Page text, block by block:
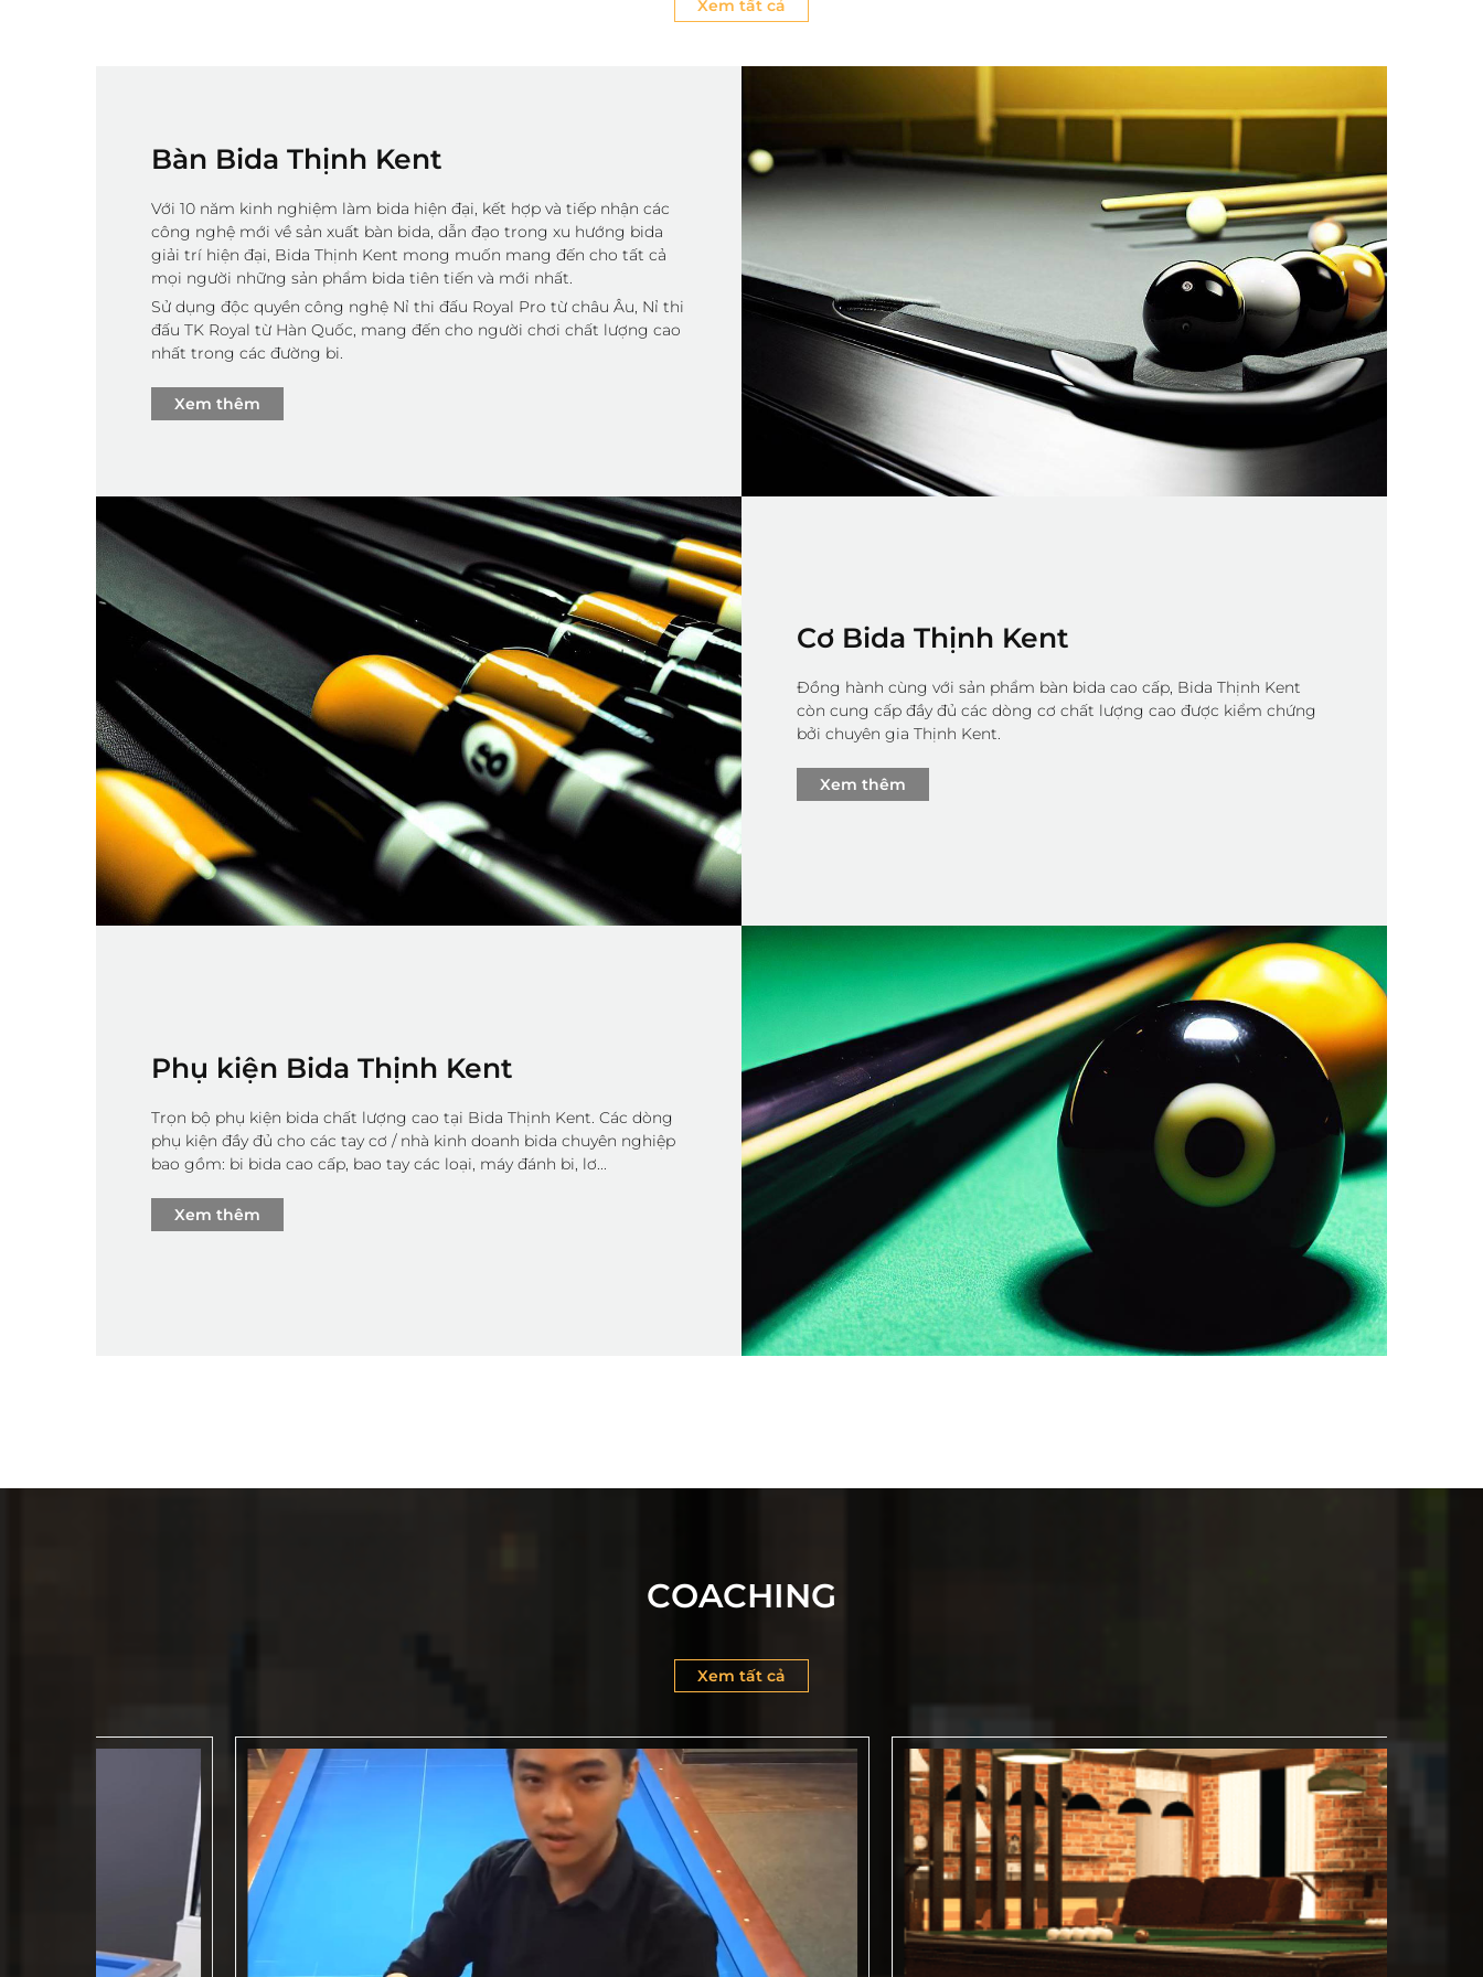
Xem tất cả
Bàn Bida Thịnh Kent
Với 10 năm kinh nghiệm làm bida hiện đại, kết hợp và tiếp nhận các
công nghệ mới về sản xuất bàn bida, dẫn đạo trong xu hướng bida
giải trí hiện đại, Bida Thịnh Kent mong muốn mang đến cho tất cả
mọi người những sản phẩm bida tiên tiến và mới nhất.
Sử dụng độc quyền công nghệ Nỉ thi đấu Royal Pro từ châu Âu, Nỉ thi
đấu TK Royal từ Hàn Quốc, mang đến cho người chơi chất lượng cao
nhất trong các đường bi.
Xem thêm
Cơ Bida Thịnh Kent
Đồng hành cùng với sản phẩm bàn bida cao cấp, Bida Thịnh Kent
còn cung cấp đầy đủ các dòng cơ chất lượng cao được kiểm chứng
bởi chuyên gia Thịnh Kent.
Xem thêm
Phụ kiện Bida Thịnh Kent
Trọn bộ phụ kiện bida chất lượng cao tại Bida Thịnh Kent. Các dòng
phụ kiện đầy đủ cho các tay cơ / nhà kinh doanh bida chuyên nghiệp
bao gồm: bi bida cao cấp, bao tay các loại, máy đánh bi, lơ...
Xem thêm
COACHING
Xem tất cả